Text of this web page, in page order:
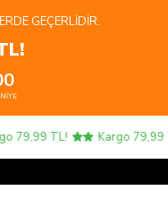
GEÇERLIDIR.
79,99 TL! Kargo 79,99